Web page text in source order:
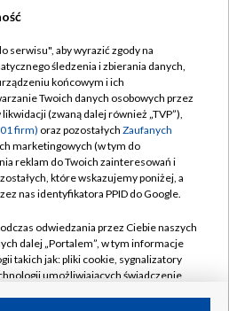
TVP
TVP
prywatności
Moje zgody
Pomoc
Kontakt
Kanały
serwisu", aby wyrazić zgody na
śledzenia i zbierania danych,
końcowym i ich
Twoich danych osobowych przez
(zwaną dalej również „TVP”),
firm) oraz pozostałych Zaufanych
marketingowych (w tym do
reklam do Twoich zainteresowań i
które wskazujemy poniżej, a
nas identyfikatora PPID do Google.
odwiedzania przez Ciebie naszych
dalej „Portalem”, w tym informacje
takich jak: pliki cookie, sygnalizatory
umożliwiających świadczenie